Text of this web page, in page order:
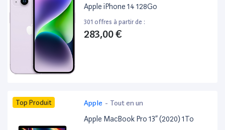
Apple iPhone 14 128Go
301 offres à partir de :
283,00 €
Top Produit Apple - Tout en un
Apple MacBook Pro 13” (2020) 1To